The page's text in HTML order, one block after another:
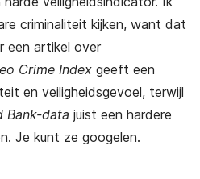
criminaliteit kijken, want dat
een artikel over
Crime Index geeft een
en veiligheidsgevoel, terwijl
Bank-data juist een hardere
Je kunt ze googelen.